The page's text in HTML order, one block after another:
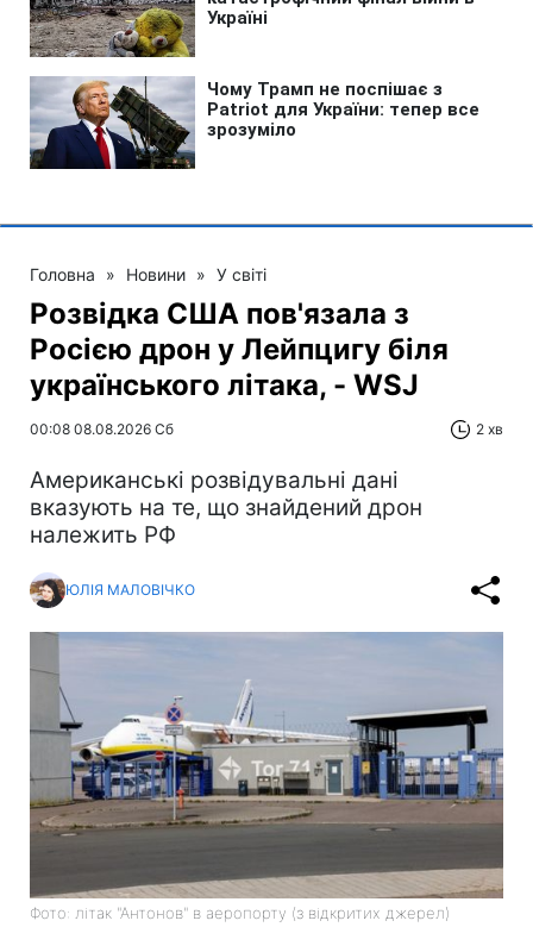
Головна » Новини » У світі
Розвідка США пов'язала з
Росією дрон у Лейпцигу біля
українського літака, - WSJ
00:08 08.08.2026 Сб 2 хв
Американські розвідувальні дані
вказують на те, що знайдений дрон
належить РФ
ЮЛІЯ МАЛОВІЧКО
Фото: літак "Антонов" в аеропорту (з відкритих джерел)